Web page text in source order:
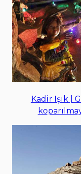
Kadir Işık |